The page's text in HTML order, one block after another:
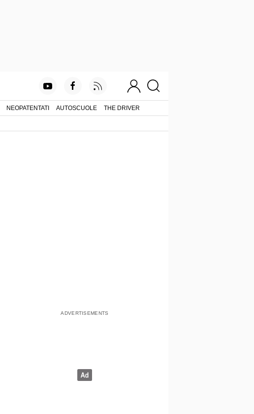
NEOPATENTATI AUTOSCUOLE THE DRIVER